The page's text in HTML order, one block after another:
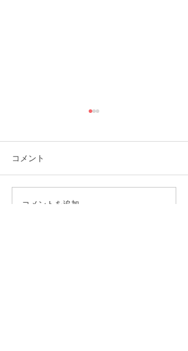
福岡市植物園「ときめき
コメント
コメントを追加…